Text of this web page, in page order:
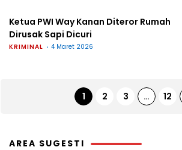
Ketua PWI Way Kanan Diteror Rumah
Dirusak Sapi Dicuri
KRIMINAL 4 Maret 2026
1 2 3 … 12
AREA SUGESTI